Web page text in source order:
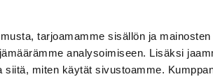
tarjoamamme sisällön ja mainosten
analysoimiseen. Lisäksi
miten käytät sivustoamme.